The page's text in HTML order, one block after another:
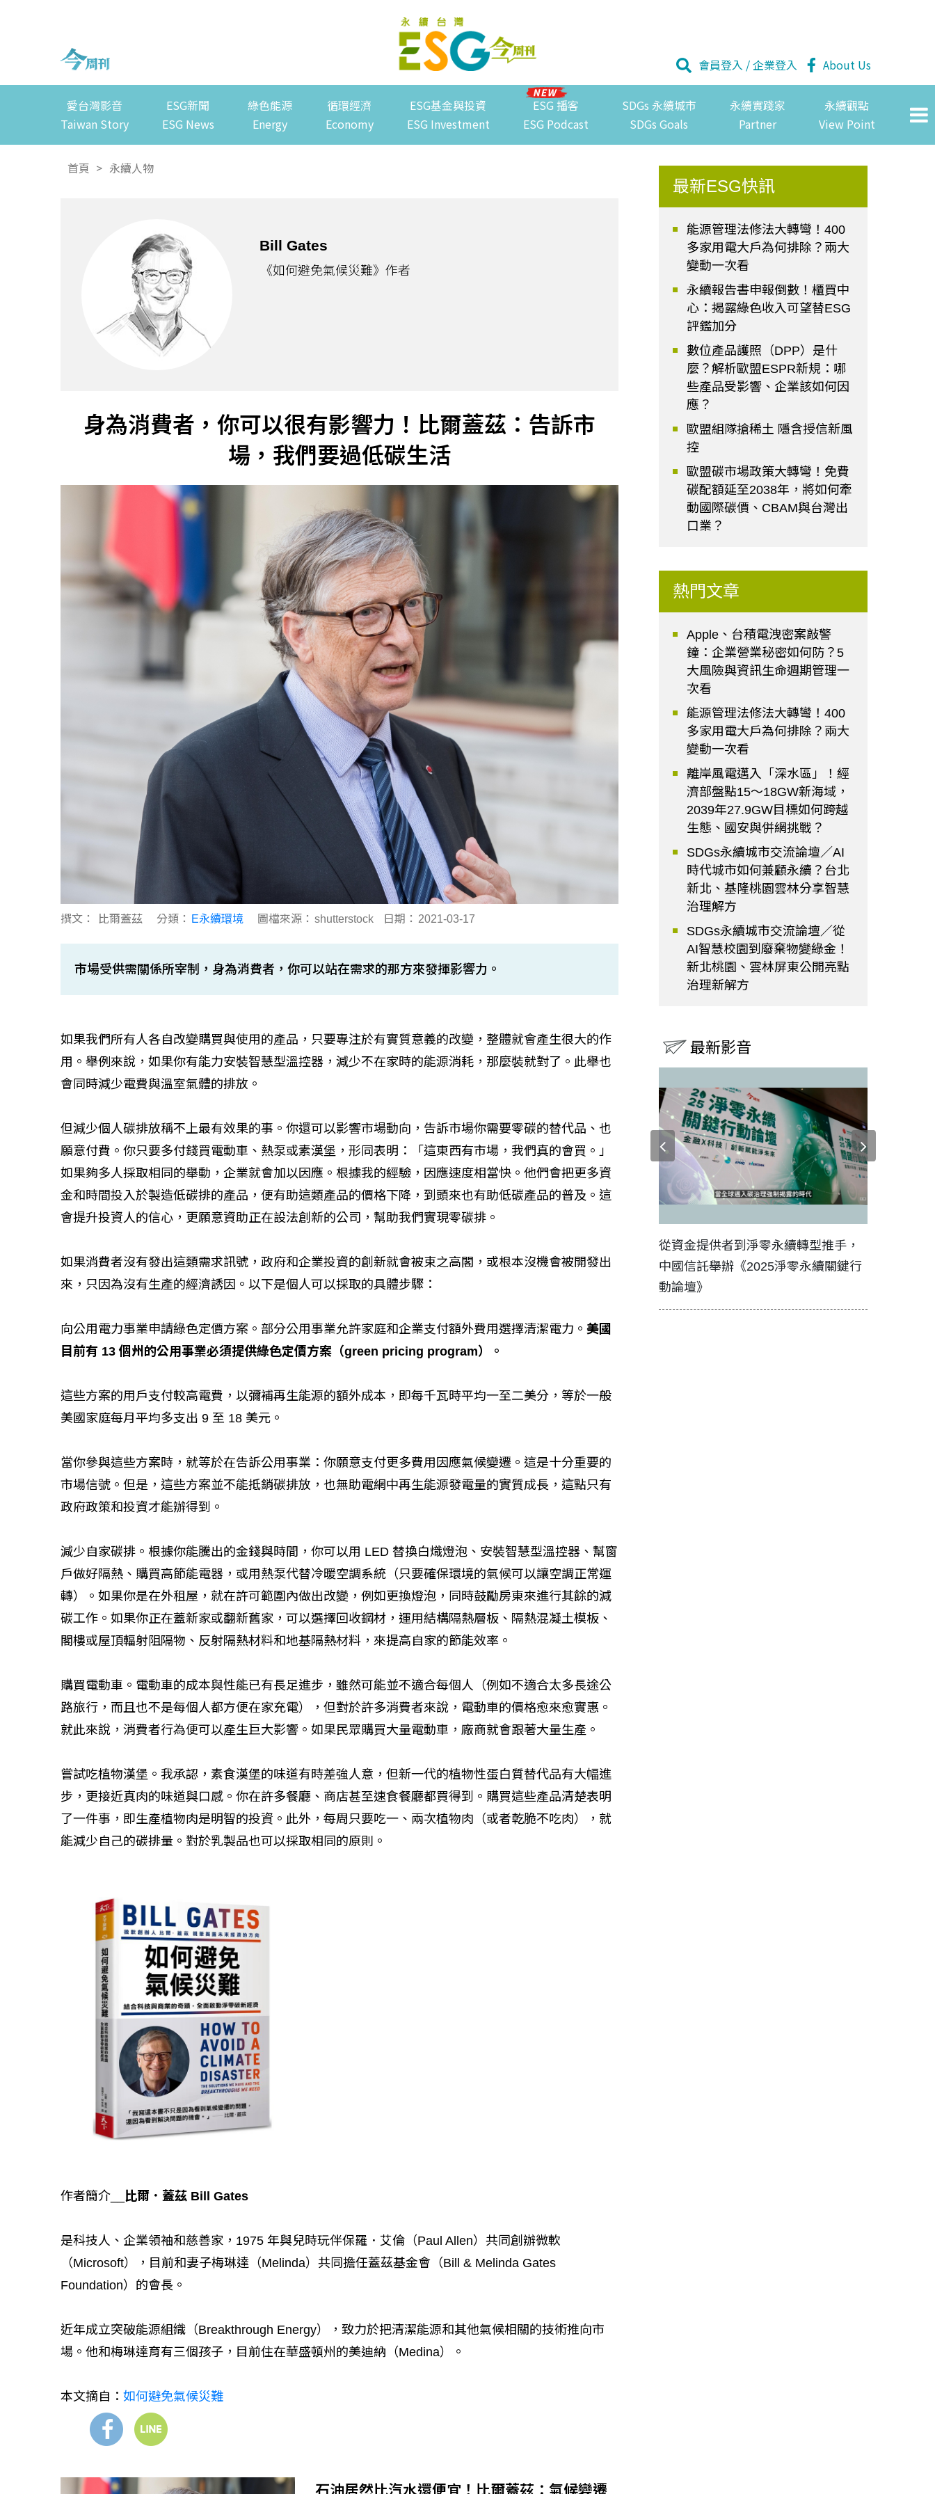
會員登入 /企業登入 About Us
愛台灣影音
Taiwan Story
ESG新聞
ESG News
綠色能源
Energy
循環經濟
Economy
ESG基金與投資
ESG Investment
ESG 播客
ESG Podcast
SDGs 永續城市
SDGs Goals
永續實踐家
Partner
永續觀點
View Point
首頁 > 永續人物
Bill Gates
《如何避免氣候災難》作者
身為消費者，你可以很有影響力！比爾蓋茲：告訴市
場，我們要過低碳生活
撰文： 比爾蓋茲 分類： E永續環境 圖檔來源： shutterstock 日期： 2021-03-17
市場受供需關係所宰制，身為消費者，你可以站在需求的那方來發揮影響力。
如果我們所有人各自改變購買與使用的產品，只要專注於有實質意義的改變，整體就會產生很大的作
用。舉例來說，如果你有能力安裝智慧型溫控器，減少不在家時的能源消耗，那麼裝就對了。此舉也
會同時減少電費與溫室氣體的排放。
但減少個人碳排放稱不上最有效果的事。你還可以影響市場動向，告訴市場你需要零碳的替代品、也
願意付費。你只要多付錢買電動車、熱泵或素漢堡，形同表明：「這東西有市場，我們真的會買。」
如果夠多人採取相同的舉動，企業就會加以因應。根據我的經驗，因應速度相當快。他們會把更多資
金和時間投入於製造低碳排的產品，便有助這類產品的價格下降，到頭來也有助低碳產品的普及。這
會提升投資人的信心，更願意資助正在設法創新的公司，幫助我們實現零碳排。
如果消費者沒有發出這類需求訊號，政府和企業投資的創新就會被束之高閣，或根本沒機會被開發出
來，只因為沒有生產的經濟誘因。以下是個人可以採取的具體步驟：
向公用電力事業申請綠色定價方案。部分公用事業允許家庭和企業支付額外費用選擇清潔電力。 美國
目前有 13 個州的公用事業必須提供綠色定價方案（green pricing program）。
這些方案的用戶支付較高電費，以彌補再生能源的額外成本，即每千瓦時平均一至二美分，等於一般
美國家庭每月平均多支出 9 至 18 美元。
當你參與這些方案時，就等於在告訴公用事業：你願意支付更多費用因應氣候變遷。這是十分重要的
市場信號。但是，這些方案並不能抵銷碳排放，也無助電網中再生能源發電量的實質成長，這點只有
政府政策和投資才能辦得到。
減少自家碳排。根據你能騰出的金錢與時間，你可以用 LED 替換白熾燈泡、安裝智慧型溫控器、幫窗
戶做好隔熱、購買高節能電器，或用熱泵代替冷暖空調系統（只要確保環境的氣候可以讓空調正常運
轉）。如果你是在外租屋，就在許可範圍內做出改變，例如更換燈泡，同時鼓勵房東來進行其餘的減
碳工作。如果你正在蓋新家或翻新舊家，可以選擇回收鋼材，運用結構隔熱層板、隔熱混凝土模板、
閣樓或屋頂輻射阻隔物、反射隔熱材料和地基隔熱材料，來提高自家的節能效率。
購買電動車。電動車的成本與性能已有長足進步，雖然可能並不適合每個人（例如不適合太多長途公
路旅行，而且也不是每個人都方便在家充電），但對於許多消費者來說，電動車的價格愈來愈實惠。
就此來說，消費者行為便可以產生巨大影響。如果民眾購買大量電動車，廠商就會跟著大量生產。
嘗試吃植物漢堡。我承認，素食漢堡的味道有時差強人意，但新一代的植物性蛋白質替代品有大幅進
步，更接近真肉的味道與口感。你在許多餐廳、商店甚至速食餐廳都買得到。購買這些產品清楚表明
了一件事，即生產植物肉是明智的投資。此外，每周只要吃一、兩次植物肉（或者乾脆不吃肉），就
能減少自己的碳排量。對於乳製品也可以採取相同的原則。
作者簡介__ 比爾．蓋茲 Bill Gates
是科技人、企業領袖和慈善家，1975 年與兒時玩伴保羅．艾倫（Paul Allen）共同創辦微軟
（Microsoft），目前和妻子梅琳達（Melinda）共同擔任蓋茲基金會（Bill & Melinda Gates
Foundation）的會長。
近年成立突破能源組織（Breakthrough Energy），致力於把清潔能源和其他氣候相關的技術推向市
場。他和梅琳達育有三個孩子，目前住在華盛頓州的美迪納（Medina）。
本文摘自： 如何避免氣候災難
石油居然比汽水還便宜！比爾蓋茲：氣候變遷
最新ESG快訊
能源管理法修法大轉彎！400
多家用電大戶為何排除？兩大
變動一次看
永續報告書申報倒數！櫃買中
心：揭露綠色收入可望替ESG
評鑑加分
數位產品護照（DPP）是什
麼？解析歐盟ESPR新規：哪
些產品受影響、企業該如何因
應？
歐盟組隊搶稀土 隱含授信新風
控
歐盟碳市場政策大轉彎！免費
碳配額延至2038年，將如何牽
動國際碳價、CBAM與台灣出
口業？
熱門文章
Apple、台積電洩密案敲警
鐘：企業營業秘密如何防？5
大風險與資訊生命週期管理一
次看
能源管理法修法大轉彎！400
多家用電大戶為何排除？兩大
變動一次看
離岸風電邁入「深水區」！經
濟部盤點15～18GW新海域，
2039年27.9GW目標如何跨越
生態、國安與併網挑戰？
SDGs永續城市交流論壇／AI
時代城市如何兼顧永續？台北
新北、基隆桃園雲林分享智慧
治理解方
SDGs永續城市交流論壇／從
AI智慧校園到廢棄物變綠金！
新北桃園、雲林屏東公開亮點
治理新解方
最新影音
工改變病患命運的真實故事
社工如何改變生命的故事
從資金提供者到淨零永續轉型推手，
中國信託舉辦《2025淨零永續關鍵行
動論壇》